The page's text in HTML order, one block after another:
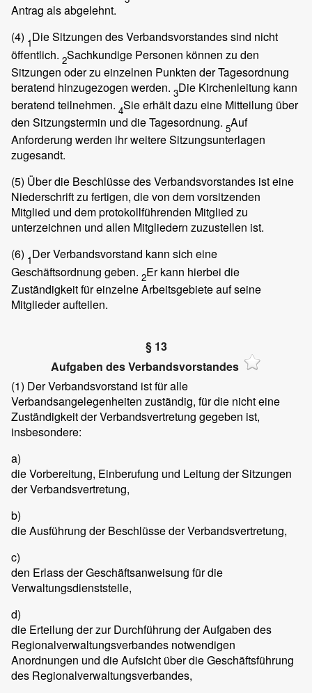
Antrag als abgelehnt.
(4) 1Die Sitzungen des Verbandsvorstandes sind nicht
öffentlich. 2Sachkundige Personen können zu den
Sitzungen oder zu einzelnen Punkten der Tagesordnung
beratend hinzugezogen werden. 3Die Kirchenleitung kann
beratend teilnehmen. 4Sie erhält dazu eine Mitteilung über
den Sitzungstermin und die Tagesordnung. 5Auf
Anforderung werden ihr weitere Sitzungsunterlagen
zugesandt.
(5) Über die Beschlüsse des Verbandsvorstandes ist eine
Niederschrift zu fertigen, die von dem vorsitzenden
Mitglied und dem protokollführenden Mitglied zu
unterzeichnen und allen Mitgliedern zuzustellen ist.
(6) 1Der Verbandsvorstand kann sich eine
Geschäftsordnung geben. 2Er kann hierbei die
Zuständigkeit für einzelne Arbeitsgebiete auf seine
Mitglieder aufteilen.
§ 13
Aufgaben des Verbandsvorstandes
(1) Der Verbandsvorstand ist für alle
Verbandsangelegenheiten zuständig, für die nicht eine
Zuständigkeit der Verbandsvertretung gegeben ist,
insbesondere:
a)
die Vorbereitung, Einberufung und Leitung der Sitzungen
der Verbandsvertretung,
b)
die Ausführung der Beschlüsse der Verbandsvertretung,
c)
den Erlass der Geschäftsanweisung für die
Verwaltungsdienststelle,
d)
die Erteilung der zur Durchführung der Aufgaben des
Regionalverwaltungsverbandes notwendigen
Anordnungen und die Aufsicht über die Geschäftsführung
des Regionalverwaltungsverbandes,